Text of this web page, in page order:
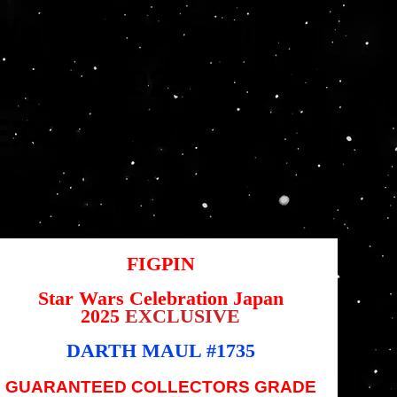
Wars Celebration
Japan 2025
Pin
$ Angebotspreis
42,46 $
FIGPIN
Star Wars Celebration Japan
2025EXCLUSIVE
DARTH MAUL #1735
GUARANTEED COLLECTORS GRADE